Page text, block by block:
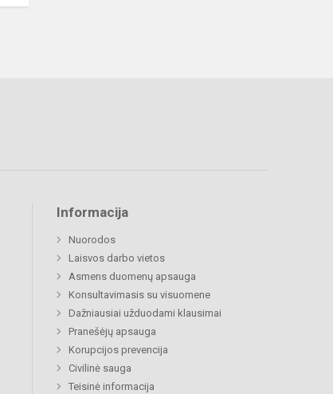
Informacija
Nuorodos
Laisvos darbo vietos
Asmens duomenų apsauga
Konsultavimasis su visuomene
Dažniausiai užduodami klausimai
Pranešėjų apsauga
Korupcijos prevencija
Civilinė sauga
Teisinė informacija